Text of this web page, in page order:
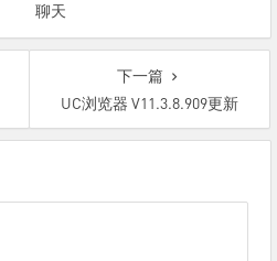
聊天
下一篇
UC浏览器 V11.3.8.909更新